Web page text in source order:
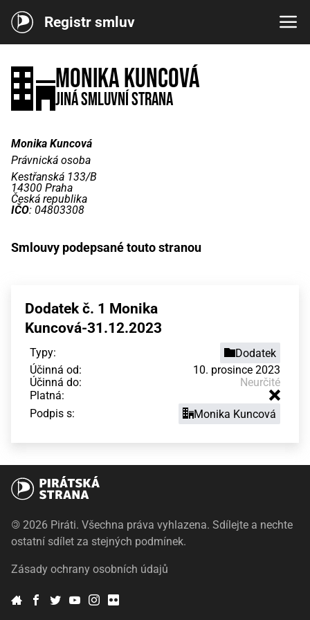
Registr smluv
Monika Kuncová
Jiná smluvní strana
Monika Kuncová
Právnická osoba
Kestřanská 133/B
14300 Praha
Česká republika
IČO: 04803308
Smlouvy podepsané touto stranou
Dodatek č. 1 Monika
Kuncová-31.12.2023
Typy:
Dodatek
Účinná od:
10. prosince 2023
Účinná do:
Neurčité
Platná:
Podpis s:
Monika Kuncová
© 2026 Piráti. Všechna práva vyhlazena. Sdílejte a nechte
ostatní sdílet za stejných podmínek.
Zásady ochrany osobních údajů